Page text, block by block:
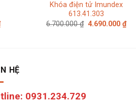
Giá
hiện
Khóa điện tử Imundex
613.41.303
6.700.000₫ Giá
4.690.000₫Giá
hiện
HỆ
0931.234.729